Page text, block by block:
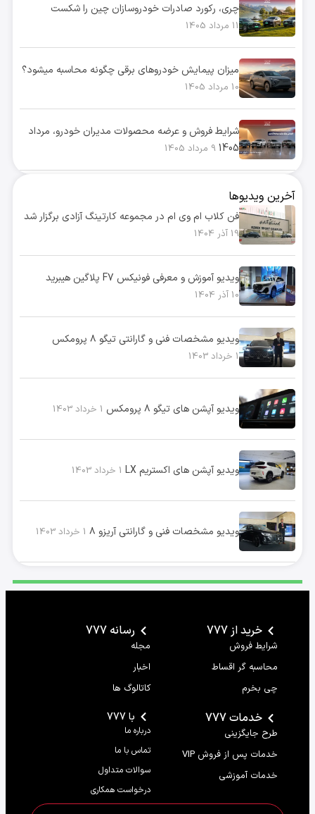
چری، رکورد صادرات خودروسازان چین را شکست
11 مرداد 1405
میزان پیمایش خودروهای برقی چگونه محاسبه میشود؟
10 مرداد 1405
شرایط فروش و عرضه محصولات مدیران خودرو، مرداد
1405 9 مرداد 1405
آخرین ویدیوها
فن کلاب ام وی ام در مجموعه کارتینگ آزادی برگزار شد
19 آذر 1404
ویدیو آموزش و معرفی فونیکس F7 پلاگین هیبرید
10 آذر 1404
ویدیو مشخصات فنی و گارانتی تیگو ۸ پرومکس
1 خرداد 1403
ویدیو آپشن های تیگو ۸ پرومکس 1 خرداد 1403
ویدیو آپشن های اکستریم LX 1 خرداد 1403
ویدیو مشخصات فنی و گارانتی آریزو ۸ 1 خرداد 1403
خرید از 777
شرایط فروش
محاسبه گر اقساط
چی بخرم
رسانه 777
مجله
اخبار
کاتالوگ ها
خدمات 777
طرح جایگزینی
خدمات پس از فروش VIP
خدمات آموزشی
با 777
درباره ما
تماس با ما
سوالات متداول
درخواست همکاری